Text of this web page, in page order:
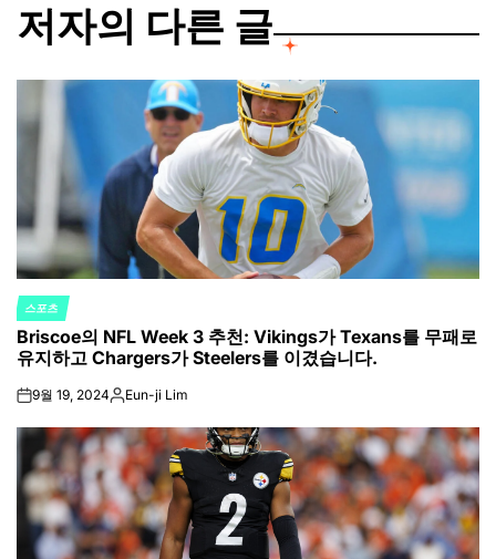
저자의 다른 글
POSTED
IN
스포츠
Briscoe의 NFL Week 3 추천: Vikings가 Texans를 무패로
유지하고 Chargers가 Steelers를 이겼습니다.
on9월 19, 2024Posted
Eun-ji Lim